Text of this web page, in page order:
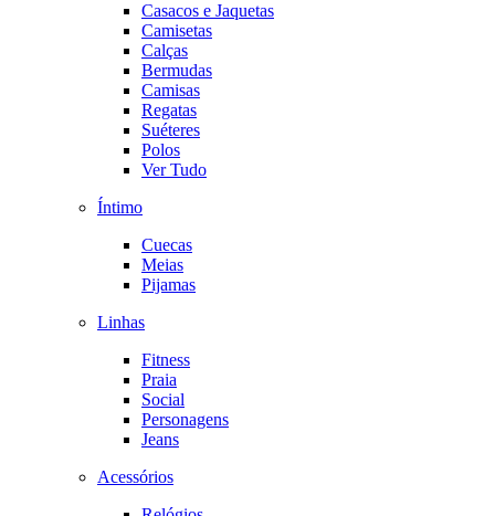
Casacos e Jaquetas
Camisetas
Calças
Bermudas
Camisas
Regatas
Suéteres
Polos
Ver Tudo
Íntimo
Cuecas
Meias
Pijamas
Linhas
Fitness
Praia
Social
Personagens
Jeans
Acessórios